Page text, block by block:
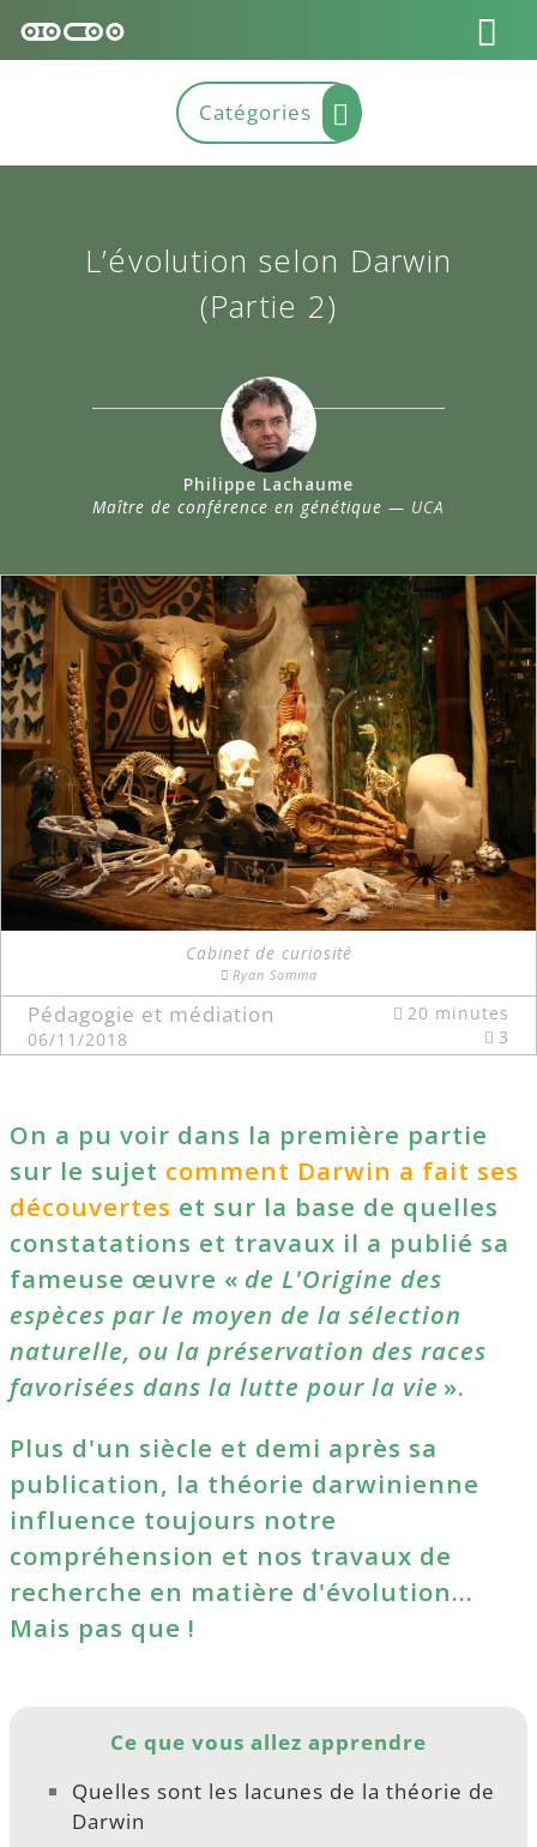
L’évolution selon Darwin
(Partie 2)
Philippe Lachaume
Maître de conférence en génétique — UCA
Cabinet de curiosité
Ryan Somma
Pédagogie et médiation
06/11/2018
20 minutes
3
On a pu voir dans la première partie
sur le sujet comment Darwin a fait ses
découvertes et sur la base de quelles
constatations et travaux il a publié sa
fameuse œuvre « de L'Origine des
espèces par le moyen de la sélection
naturelle, ou la préservation des races
favorisées dans la lutte pour la vie ».
Plus d'un siècle et demi après sa
publication, la théorie darwinienne
influence toujours notre
compréhension et nos travaux de
recherche en matière d'évolution…
Mais pas que !
Ce que vous allez apprendre
Quelles sont les lacunes de la théorie de
Darwin